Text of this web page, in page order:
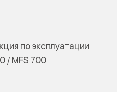
по эксплуатации
/ MFS 700